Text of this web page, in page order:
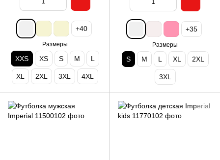
+40
Размеры
XXS XS S M L
XL 2XL 3XL 4XL
+35
Размеры
S M L XL 2XL
3XL